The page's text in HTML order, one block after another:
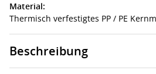
Material:
Thermisch verfestigtes PP / PE
Beschreibung